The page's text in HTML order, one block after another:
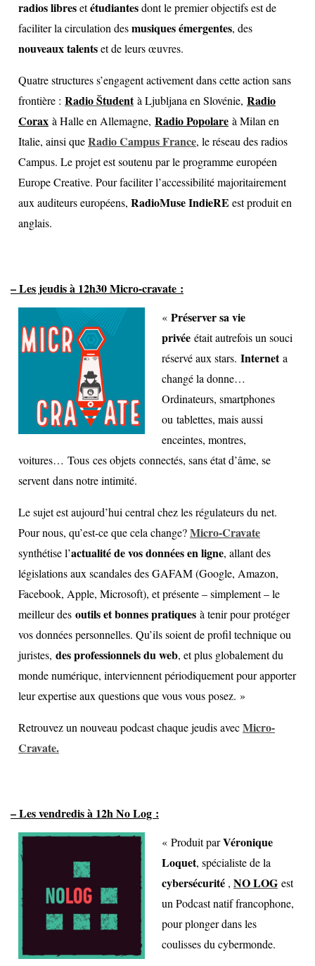
radios libresetétudiantesdont le premier objectifs est de
faciliter la circulation desmusiques émergentes, des
nouveaux talentset de leurs œuvres.
Quatre structures s’engagent activement dans cette action sans
frontière : Radio Študentà Ljubljana en Slovénie, Radio
Corax à Halle en Allemagne, Radio Popolare à Milan en
Italie, ainsi queRadio Campus France, le réseau des radios
Campus. Le projet est soutenu par le programme européen
Europe Creative. Pour faciliter l’accessibilité majoritairement
aux auditeurs européens, RadioMuse IndieRE est produit en
anglais.
– Les jeudis à 12h30 Micro-cravate :
« Préserver sa vie
privée était autrefois un souci
réservé aux stars. Interneta
changé la donne…
Ordinateurs, smartphones
ou tablettes, mais aussi
enceintes, montres,
voitures… Tous ces objets connectés, sans état d’âme, se
servent dans notre intimité.
Le sujet est aujourd’hui central chez les régulateurs du net.
Pour nous, qu’est-ce que cela change?Micro-Cravate
synthétise l’actualité de vos données en ligne, allant des
législations aux scandales des GAFAM (Google, Amazon,
Facebook, Apple, Microsoft), et présente – simplement – le
meilleur des outils et bonnes pratiques à tenir pour protéger
vos données personnelles. Qu’ils soient de profil technique ou
juristes, des professionnels du web, et plus globalement du
monde numérique, interviennent périodiquement pour apporter
leur expertise aux questions que vous vous posez. »
Retrouvez un nouveau podcast chaque jeudis avecMicro-
Cravate.
– Les vendredis à 12h No Log :
« Produit parVéronique
Loquet, spécialiste de la
cybersécurité , NO LOG est
un Podcast natif francophone,
pour plonger dans les
coulisses du cybermonde.